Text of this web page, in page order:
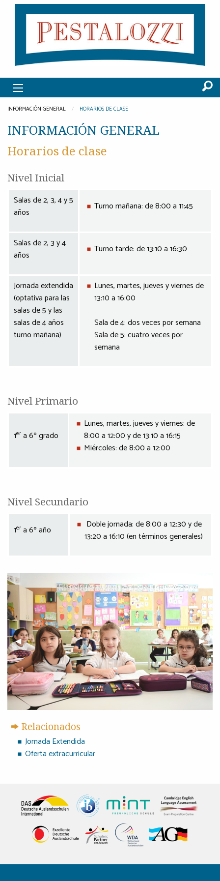
INFORMACIÓN GENERAL HORARIOS DE CLASE
INFORMACIÓN GENERAL
Horarios de clase
Nivel Inicial
Salas de 2, 3, 4 y 5
años
Turno mañana: de 8:00 a 11:45
Salas de 2, 3 y 4
años
Turno tarde: de 13:10 a 16:30
Jornada extendida
(optativa para las
salas de 5 y las
salas de 4 años
turno mañana)
Lunes, martes, jueves y viernes de
13:10 a 16:00
Sala de 4: dos veces por semana
Sala de 5: cuatro veces por
semana
Nivel Primario
1er a 6º grado
Lunes, martes, jueves y viernes: de
8:00 a 12:00 y de 13:10 a 16:15
Miércoles: de 8:00 a 12:00
Nivel Secundario
1er a 6º año
Doble jornada: de 8:00 a 12:30 y de
13:20 a 16:10 (en términos generales)
Previous Slide
◀︎ Next
▶︎
Relacionados
Jornada Extendida
Oferta extracurricular